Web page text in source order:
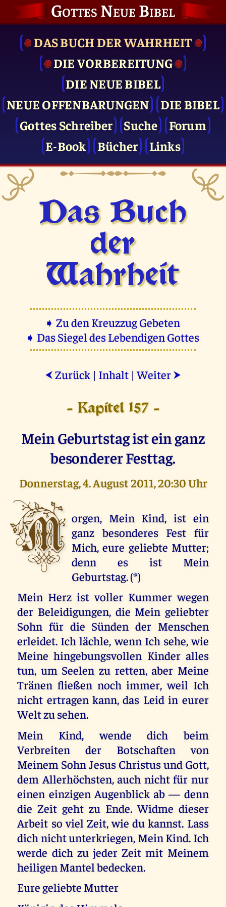
Gottes Neue Bibel
DAS BUCH DER WAHRHEIT
DIE VOR­BEREITUNG
DIE NEUE BIBEL
NEUE OFFENBARUNGEN
DIE BIBEL
Gottes Schreiber
Suche
Forum
E-Book
Bücher Links
Das Buch
der
Wahrheit
➧ Zu den Kreuzzug Gebeten
➧ Das Siegel des Lebendigen Gottes
⮜ Zurück | Inhalt |Weiter ⮞
- Kapitel 157 -
Mein Geburtstag ist ein ganz
besonderer Festtag.
Donnerstag, 4. August 2011, 20:30 Uhr
M orgen, Mein Kind, ist ein
ganz besonderes Fest für
Mich, eure geliebte Mutter;
denn es ist Mein
Geburtstag. (*)
Mein Herz ist voller Kummer wegen
der Beleidigungen, die Mein geliebter
Sohn für die Sünden der Menschen
erleidet. Ich lächle, wenn Ich sehe, wie
Meine hingebungsvollen Kinder alles
tun, um Seelen zu retten, aber Meine
Tränen fließen noch immer, weil Ich
nicht ertragen kann, das Leid in eurer
Welt zu sehen.
Mein Kind, wende dich beim
Verbreiten der Botschaften von
Meinem Sohn Jesus Christus und Gott,
dem Allerhöchsten, auch nicht für nur
einen einzigen Augenblick ab — denn
die Zeit geht zu Ende. Widme dieser
Arbeit so viel Zeit, wie du kannst. Lass
dich nicht unterkriegen, Mein Kind. Ich
werde dich zu jeder Zeit mit Meinem
heiligen Mantel bedecken.
Eure geliebte Mutter